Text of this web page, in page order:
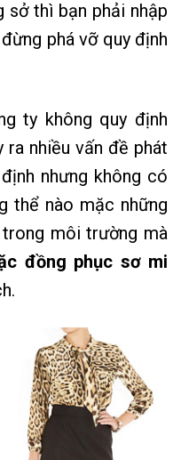
thì bạn phải nhập
phá vỡ quy định
ty không quy định
nhiều vấn đề phát
nhưng không có
thể nào mặc những
môi trường mà
đồng phục sơ mi